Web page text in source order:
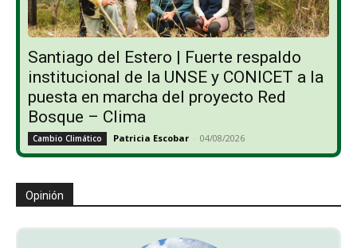
Santiago del Estero | Fuerte respaldo
institucional de la UNSE y CONICET a la
puesta en marcha del proyecto Red
Bosque – Clima
Cambio Climático Patricia Escobar - 04/08/2026
Opinión